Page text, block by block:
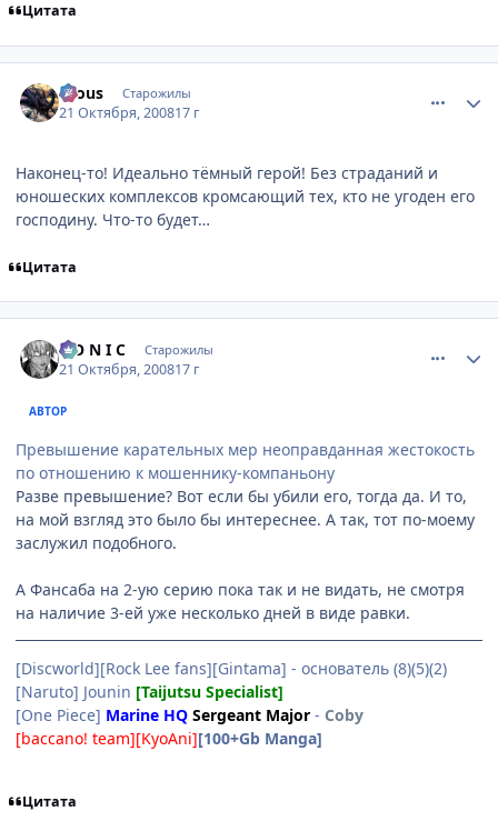
Цитата
Crous Старожилы
21 Октября, 200817 г
Наконец-то! Идеально тёмный герой! Без страданий и
юношеских комплексов кромсающий тех, кто не угоден его
господину. Что-то будет…
Цитата
S O N I C Старожилы
21 Октября, 200817 г
АВТОР
Превышение карательных мер неоправданная жестокость
по отношению к мошеннику-компаньону
Разве превышение? Вот если бы убили его, тогда да. И то,
на мой взгляд это было бы интереснее. А так, тот по-моему
заслужил подобного.
А Фансаба на 2-ую серию пока так и не видать, не смотря
на наличие 3-ей уже несколько дней в виде равки.
[Discworld][Rock Lee fans][Gintama] - основатель (8)(5)(2)
[Naruto] Jounin [Taijutsu Specialist]
[One Piece] Marine HQ Sergeant Major - Coby
[baccano! team][KyoAni][100+Gb Manga]
Цитата